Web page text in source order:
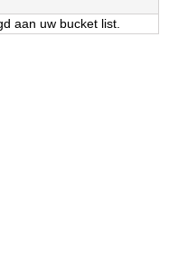
aan uw bucket list.